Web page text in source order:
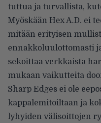
tuttua ja turvallista,
Myöskään Hex A.D. ei
mitään erityisen
ennakkoluulottomasti
sekoittaa verkkaista
mukaan vaikutteita
Sharp Edges ei ole
kappalemitoiltaan ja
lyhyiden välisoittojen